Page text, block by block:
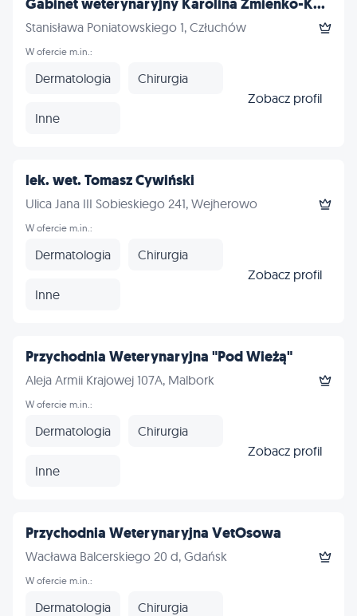
Gabinet weterynaryjny Karolina Żmienko-K...
Stanisława Poniatowskiego 1, Człuchów
W ofercie m.in.:
Dermatologia Chirurgia
Inne
Zobacz profil
lek. wet. Tomasz Cywiński
Ulica Jana III Sobieskiego 241, Wejherowo
W ofercie m.in.:
Dermatologia Chirurgia
Inne
Zobacz profil
Przychodnia Weterynaryjna "Pod Wieżą"
Aleja Armii Krajowej 107A, Malbork
W ofercie m.in.:
Dermatologia Chirurgia
Inne
Zobacz profil
Przychodnia Weterynaryjna VetOsowa
Wacława Balcerskiego 20 d, Gdańsk
W ofercie m.in.:
Dermatologia Chirurgia